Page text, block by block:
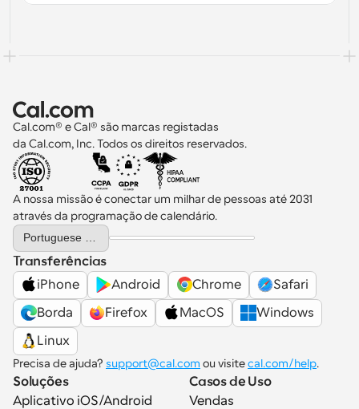
Cal.com® e Cal® são marcas registadas
da Cal.com, Inc. Todos os direitos reservados.
A nossa missão é conectar um milhar de pessoas até 2031
através da programação de calendário.
Select Language
Portuguese (Portugal)
Transferências
iPhone
Android Chrome
Safari
Borda
Firefox MacOS
Windows
Linux
Precisa de ajuda? support@cal.com ou visite cal.com/help.
Soluções
Aplicativo iOS/Android
Casos de Uso
Vendas